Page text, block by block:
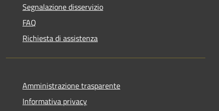
Segnalazione disservizio
FAQ
Richiesta di assistenza
Amministrazione trasparente
Informativa privacy